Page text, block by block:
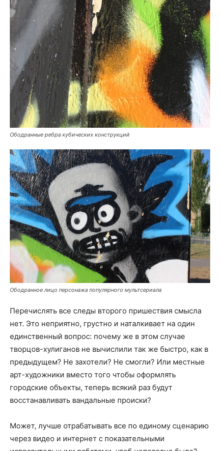
Ободранные ребра кубических конструкций
Ободранное лицо персонажа популярного мультсериала
Перечислять все следы второго пришествия смысла
нет. Это неприятно, грустно и наталкивает на один
единственный вопрос: почему же в этом случае
творцов-хулиганов не вычислили так же быстро, как в
предыдущем? Не захотели? Не смогли? Или местные
арт-художники вместо того чтобы оформлять
городские объекты, теперь всякий раз будут
восстанавливать вандальные происки?
Может, лучше отрабатывать все по единому сценарию
через видео и интернет с показательными